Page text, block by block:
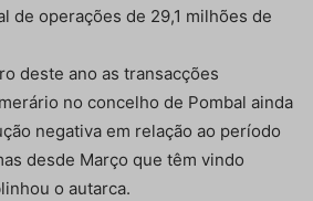
de operações de 29,1 milhões de
deste ano as transacções
no concelho de Pombal ainda
negativa em relação ao período
desde Março que têm vindo
o autarca.